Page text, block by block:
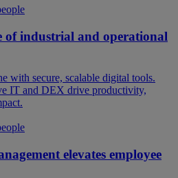
of industrial and operational
with secure, scalable digital tools.
IT and DEX drive productivity,
elevates employee